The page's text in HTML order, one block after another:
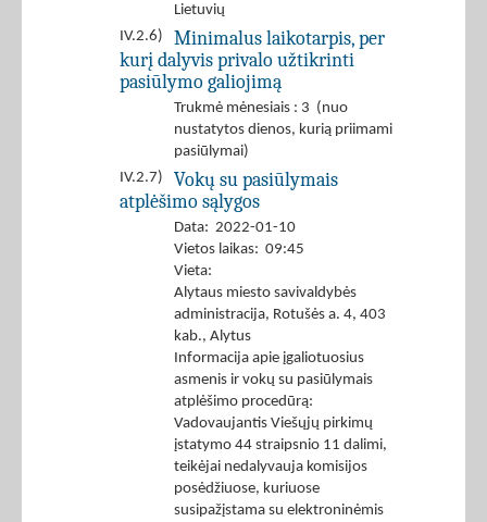
Lietuvių
IV.2.6)
Minimalus laikotarpis, per
kurį dalyvis privalo užtikrinti
pasiūlymo galiojimą
Trukmė mėnesiais : 3 (nuo
nustatytos dienos, kurią priimami
pasiūlymai)
IV.2.7)
Vokų su pasiūlymais
atplėšimo sąlygos
Data: 2022-01-10
Vietos laikas: 09:45
Vieta:
Alytaus miesto savivaldybės
administracija, Rotušės a. 4, 403
kab., Alytus
Informacija apie įgaliotuosius
asmenis ir vokų su pasiūlymais
atplėšimo procedūrą:
Vadovaujantis Viešųjų pirkimų
įstatymo 44 straipsnio 11 dalimi,
teikėjai nedalyvauja komisijos
posėdžiuose, kuriuose
susipažįstama su elektroninėmis